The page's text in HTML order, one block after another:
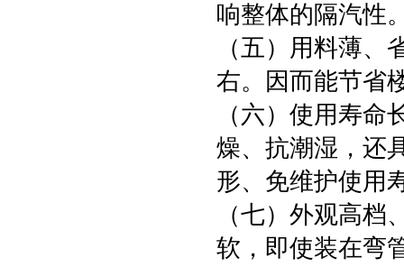
响整体的隔汽性
（五）用料薄
右。因而能节省
（六）使用寿
燥、抗潮湿，还
形、免维护使用
（七）外观高
软，即使装在弯